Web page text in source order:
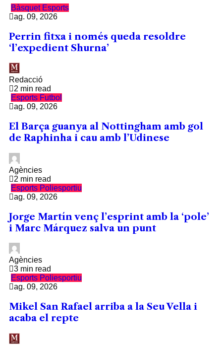
Bàsquet Esports
ag. 09, 2026
Perrin fitxa i només queda resoldre
‘l’expedient Shurna’
Redacció
2 min read
Esports Futbol
ag. 09, 2026
El Barça guanya al Nottingham amb gol
de Raphinha i cau amb l’Udinese
Agències
2 min read
Esports Poliesportiu
ag. 09, 2026
Jorge Martín venç l’esprint amb la ‘pole’
i Marc Márquez salva un punt
Agències
3 min read
Esports Poliesportiu
ag. 09, 2026
Mikel San Rafael arriba a la Seu Vella i
acaba el repte